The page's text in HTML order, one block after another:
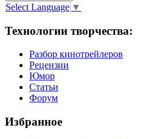
Select Language ▼
Технологии творчества:
Разбор кинотрейлеров
Рецензии
Юмор
Статьи
Форум
Избранное